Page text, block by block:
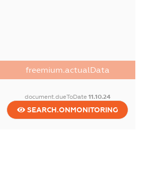
freemium.actualData
document.dueToDate 11.10.24
SEARCH.ONMONITORING